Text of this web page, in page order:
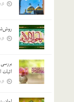
16 شهریور 03
16 شهریور 03
اثبات
16 شهریور 03